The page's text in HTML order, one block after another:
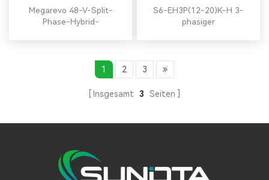
Energiespeicher-
Wechselrichter
Megarevo 48-V-Split-
Phase-Hybrid-
kW und unterstützen ≤6
parallel geschaltete
Einheiten. Das integrierte
Smart-Display ermöglicht
Wartung.
S6-EH3P(12-20)K-H 3-
phasiger
Ausgestattet mit 4 MPPTs,
Überlastungsschutz, USV-
Schaltfunktion und
unsymmetrische/halbperiodische
mehrerer Geräte.
1 2 3
Insgesamt 3 Seiten